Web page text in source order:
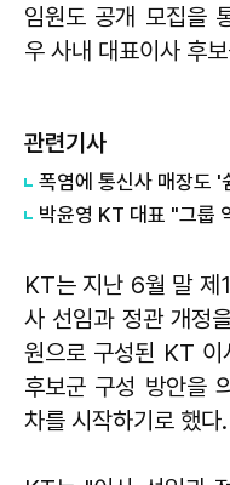
임원도 공개 모집을
우 사내 대표이사 후
관련기사
폭염에 통신사 매장도
KT는 지난 6월 말 제
사 선임과 정관 개정
원으로 구성된 KT 이
후보군 구성 방안을
차를 시작하기로 했다.